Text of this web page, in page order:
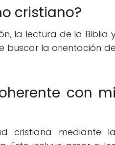
cristiano?
la lectura de la Biblia
buscar la orientación de
con mi
cristiana mediante la